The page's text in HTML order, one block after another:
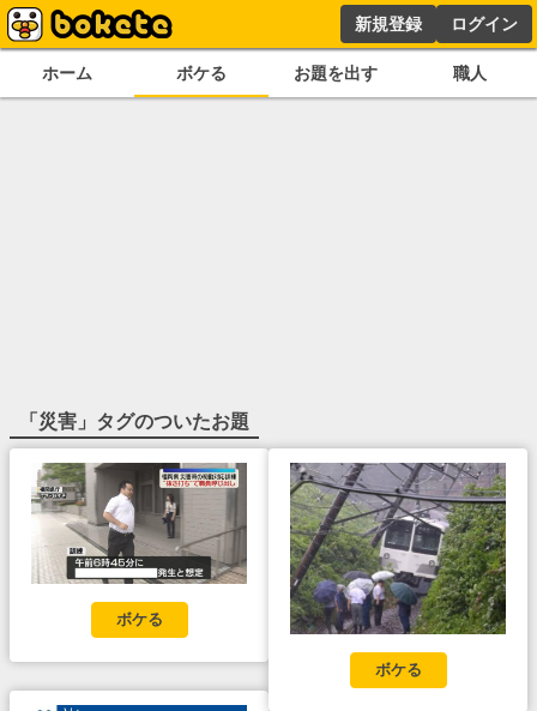
新規登録 ログイン
ホーム ボケる お題を出す 職人
「災害 」タグのついたお題
ボケる
ボケる